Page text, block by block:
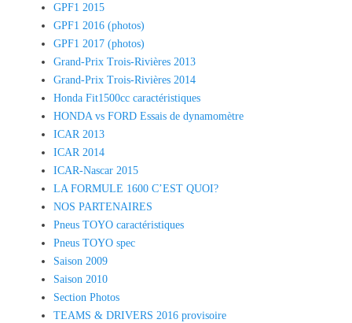
GPF1 2015
GPF1 2016 (photos)
GPF1 2017 (photos)
Grand-Prix Trois-Rivières 2013
Grand-Prix Trois-Rivières 2014
Honda Fit1500cc caractéristiques
HONDA vs FORD Essais de dynamomètre
ICAR 2013
ICAR 2014
ICAR-Nascar 2015
LA FORMULE 1600 C’EST QUOI?
NOS PARTENAIRES
Pneus TOYO caractéristiques
Pneus TOYO spec
Saison 2009
Saison 2010
Section Photos
TEAMS & DRIVERS 2016 provisoire